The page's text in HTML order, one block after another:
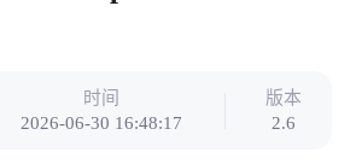
时间
2026-06-30 16:48:17
版本
2.6